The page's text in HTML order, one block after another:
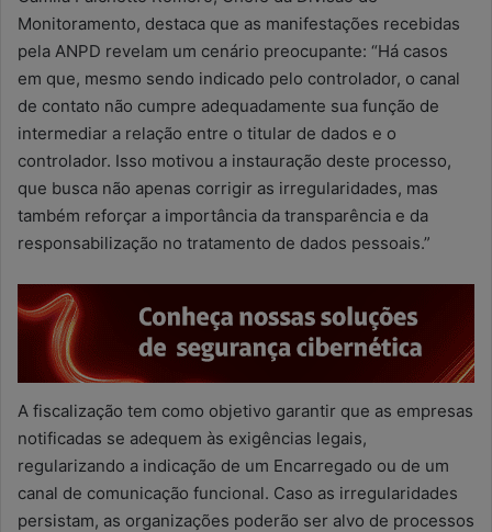
Monitoramento, destaca que as manifestações recebidas
pela ANPD revelam um cenário preocupante: “Há casos
em que, mesmo sendo indicado pelo controlador, o canal
de contato não cumpre adequadamente sua função de
intermediar a relação entre o titular de dados e o
controlador. Isso motivou a instauração deste processo,
que busca não apenas corrigir as irregularidades, mas
também reforçar a importância da transparência e da
responsabilização no tratamento de dados pessoais.”
A fiscalização tem como objetivo garantir que as empresas
notificadas se adequem às exigências legais,
regularizando a indicação de um Encarregado ou de um
canal de comunicação funcional. Caso as irregularidades
persistam, as organizações poderão ser alvo de processos